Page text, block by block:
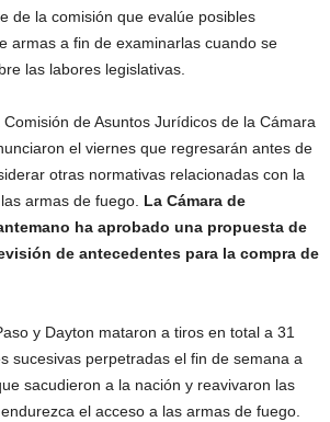
de la comisión que evalúe posibles
armas a fin de examinarlas cuando se
las labores legislativas.
de Asuntos Jurídicos de la Cámara
el viernes que regresarán antes de
otras normativas relacionadas con la
armas de fuego. La Cámara de
ha aprobado una propuesta de
de antecedentes para la compra de
y Dayton mataron a tiros en total a 31
sucesivas perpetradas el fin de semana a
sacudieron a la nación y reavivaron las
el acceso a las armas de fuego.